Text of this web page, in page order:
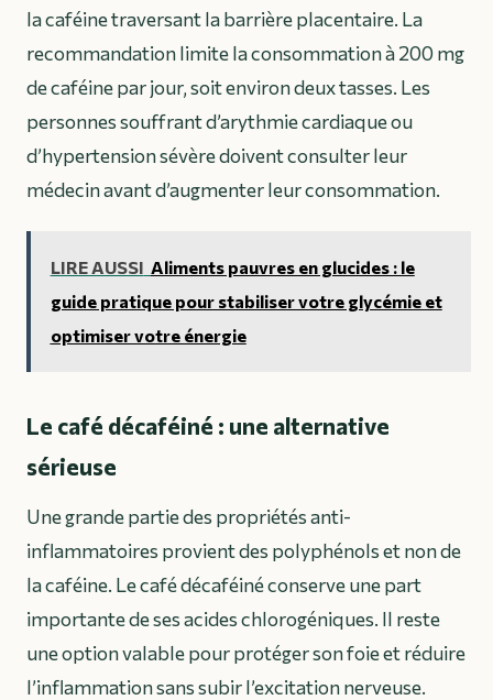
la caféine traversant la barrière placentaire. La
recommandation limite la consommation à 200 mg
de caféine par jour, soit environ deux tasses. Les
personnes souffrant d’arythmie cardiaque ou
d’hypertension sévère doivent consulter leur
médecin avant d’augmenter leur consommation.
LIRE AUSSI Aliments pauvres en glucides : le
guide pratique pour stabiliser votre glycémie et
optimiser votre énergie
Le café décaféiné : une alternative
sérieuse
Une grande partie des propriétés anti-
inflammatoires provient des polyphénols et non de
la caféine. Le café décaféiné conserve une part
importante de ses acides chlorogéniques. Il reste
une option valable pour protéger son foie et réduire
l’inflammation sans subir l’excitation nerveuse.